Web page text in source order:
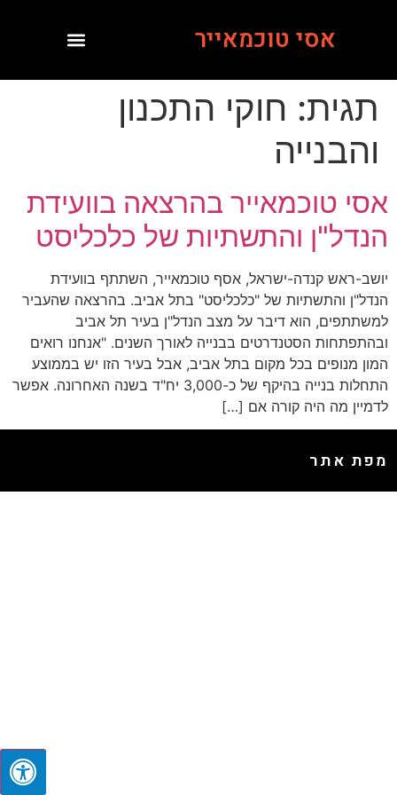
אסי טוכמאייר
תגית: חוקי התכנון
והבנייה
אסי טוכמאייר בהרצאה בוועידת
הנדל"ן והתשתיות של כלכליסט
יושב-ראש קנדה-ישראל, אסף טוכמאייר, השתתף בוועידת
הנדל"ן והתשתיות של "כלכליסט" בתל אביב. בהרצאה שהעביר
למשתתפים, הוא דיבר על מצב הנדל"ן בעיר תל אביב
ובהתפתחות הסטנדרטים בבנייה לאורך השנים. "אנחנו רואים
המון מנופים בכל מקום בתל אביב, אבל בעיר הזו יש בממוצע
התחלות בנייה בהיקף של כ-3,000 יח"ד בשנה האחרונה. אפשר
לדמיין מה היה קורה אם […]
מפת אתר